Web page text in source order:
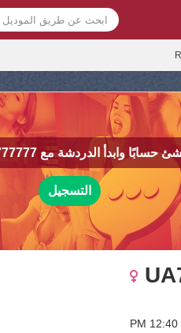
حسابًا وابدأ الدردشة مع
التسجيل